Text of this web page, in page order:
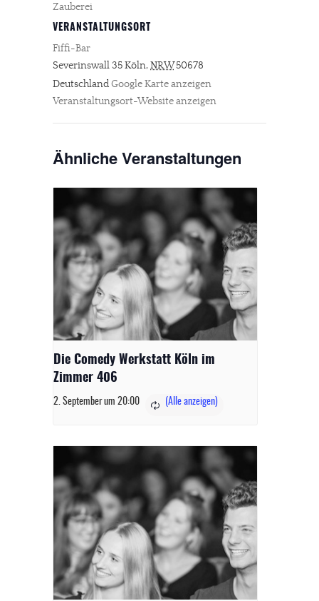
Zauberei
VERANSTALTUNGSORT
Fiffi-Bar
Severinswall 35Köln, NRW50678
DeutschlandGoogle Karte anzeigen
Veranstaltungsort-Website anzeigen
Ähnliche Veranstaltungen
Die Comedy Werkstatt Köln im
Zimmer 406
2. September um 20:00